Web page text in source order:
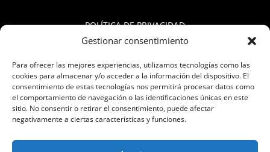
Gestionar consentimiento
Para ofrecer las mejores experiencias, utilizamos tecnologías como las
cookies para almacenar y/o acceder a la información del dispositivo. El
consentimiento de estas tecnologías nos permitirá procesar datos como
el comportamiento de navegación o las identificaciones únicas en este
sitio. No consentir o retirar el consentimiento, puede afectar
negativamente a ciertas características y funciones.
POLÍTICA DE PRIVACIDAD
TÉRMINOS Y CONDICIONES
POLÍTICA DE ENVÍOS Y DEVOLUCIONES